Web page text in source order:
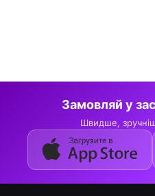
Замовляй у
Швидше,